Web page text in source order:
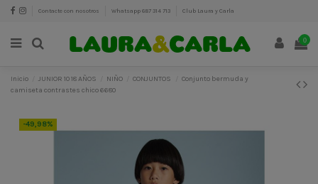
Contacte con nosotros Whatsapp 687 314 713 Club Laura y Carla
0
Inicio JUNIOR 10 18 AÑOS NIÑO CONJUNTOS
Conjunto bermuda y
camiseta contrastes chico 6680
-49,98%